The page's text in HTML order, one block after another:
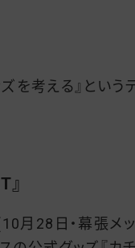
を考える』という
月28日・幕張メ